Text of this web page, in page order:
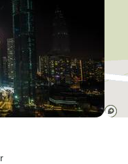
het
van KUL.